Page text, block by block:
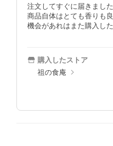
注文してすぐに届きました
商品自体はとても香りも
機会があれはまた購入した
購入したストア
祖の食庵